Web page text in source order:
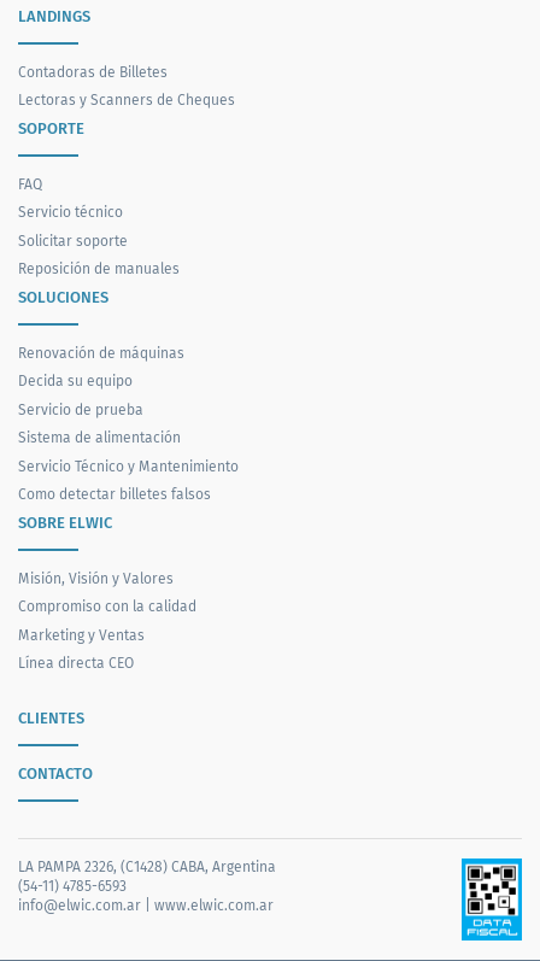
LANDINGS
Contadoras de Billetes
Lectoras y Scanners de Cheques
SOPORTE
FAQ
Servicio técnico
Solicitar soporte
Reposición de manuales
SOLUCIONES
Renovación de máquinas
Decida su equipo
Servicio de prueba
Sistema de alimentación
Servicio Técnico y Mantenimiento
Como detectar billetes falsos
SOBRE ELWIC
Misión, Visión y Valores
Compromiso con la calidad
Marketing y Ventas
Línea directa CEO
CLIENTES
CONTACTO
LA PAMPA 2326, (C1428) CABA, Argentina
(54-11) 4785-6593
info@elwic.com.ar
www.elwic.com.ar